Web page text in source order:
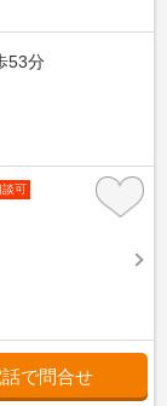
53分
談可
話で問合せ